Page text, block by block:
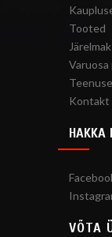
Tooted
Varuosa
Kontakt
HAKKA
VÕTA